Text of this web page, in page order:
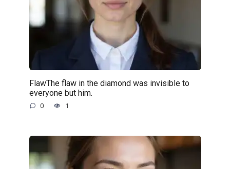
FlawThe flaw in the diamond was invisible to
everyone but him.
0 1